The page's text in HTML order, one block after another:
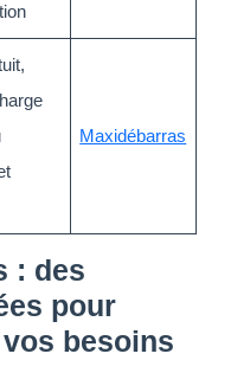
Maxidébarras
: des
pour
besoins